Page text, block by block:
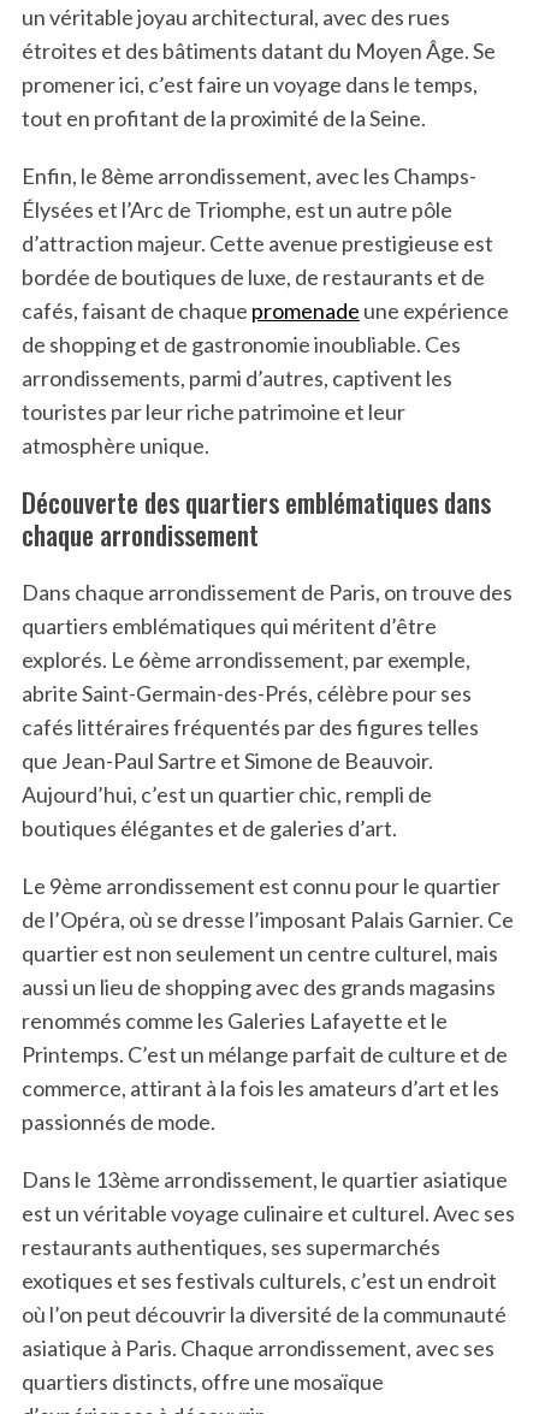
un véritable joyau architectural, avec des rues
étroites et des bâtiments datant du Moyen Âge. Se
promener ici, c’est faire un voyage dans le temps,
tout en profitant de la proximité de la Seine.
Enfin, le 8ème arrondissement, avec les Champs-
Élysées et l’Arc de Triomphe, est un autre pôle
d’attraction majeur. Cette avenue prestigieuse est
bordée de boutiques de luxe, de restaurants et de
cafés, faisant de chaque promenade une expérience
de shopping et de gastronomie inoubliable. Ces
arrondissements, parmi d’autres, captivent les
touristes par leur riche patrimoine et leur
atmosphère unique.
Découverte des quartiers emblématiques dans
chaque arrondissement
Dans chaque arrondissement de Paris, on trouve des
quartiers emblématiques qui méritent d’être
explorés. Le 6ème arrondissement, par exemple,
abrite Saint-Germain-des-Prés, célèbre pour ses
cafés littéraires fréquentés par des figures telles
que Jean-Paul Sartre et Simone de Beauvoir.
Aujourd’hui, c’est un quartier chic, rempli de
boutiques élégantes et de galeries d’art.
Le 9ème arrondissement est connu pour le quartier
de l’Opéra, où se dresse l’imposant Palais Garnier. Ce
quartier est non seulement un centre culturel, mais
aussi un lieu de shopping avec des grands magasins
renommés comme les Galeries Lafayette et le
Printemps. C’est un mélange parfait de culture et de
commerce, attirant à la fois les amateurs d’art et les
passionnés de mode.
Dans le 13ème arrondissement, le quartier asiatique
est un véritable voyage culinaire et culturel. Avec ses
restaurants authentiques, ses supermarchés
exotiques et ses festivals culturels, c’est un endroit
où l’on peut découvrir la diversité de la communauté
asiatique à Paris. Chaque arrondissement, avec ses
quartiers distincts, offre une mosaïque
S
r
h
f
o